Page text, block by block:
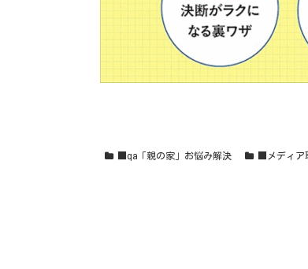
■qa「親の家」お悩み解決 ■メディア